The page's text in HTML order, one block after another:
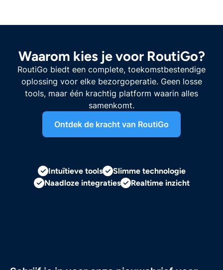
Waarom kies je voor RoutiGo?
RoutiGo biedt een complete, toekomstbestendige
oplossing voor elke bezorgoperatie. Geen losse
tools, maar één krachtig platform waarin alles
samenkomt.
Ontdek de kracht van RoutiGo
Intuïtieve tools
Slimme technologie
Naadloze integraties
Realtime inzicht